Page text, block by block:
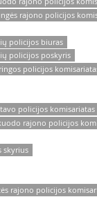
rajono policijos
policijos biuras
policijos poskyris
policijos
policijos komisariatas
rajono policijos
skyrius
rajono policijos